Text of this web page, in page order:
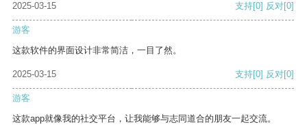
2025-03-15 支持[0] 反对[0]
游客
这款软件的界面设计非常简洁，一目了然。
2025-03-15 支持[0] 反对[0]
游客
这款app就像我的社交平台，让我能够与志同道合的朋友一起交流。